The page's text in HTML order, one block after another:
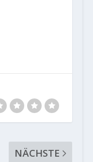
NÄCHSTE